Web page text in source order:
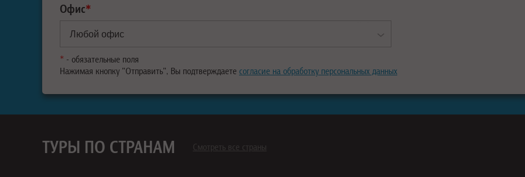
Офис*
* - обязательные поля
Нажимая кнопку "Отправить", Вы подтверждаете согласие на обработку персональных данных
ТУРЫ ПО СТРАНАМ Смотреть все страны